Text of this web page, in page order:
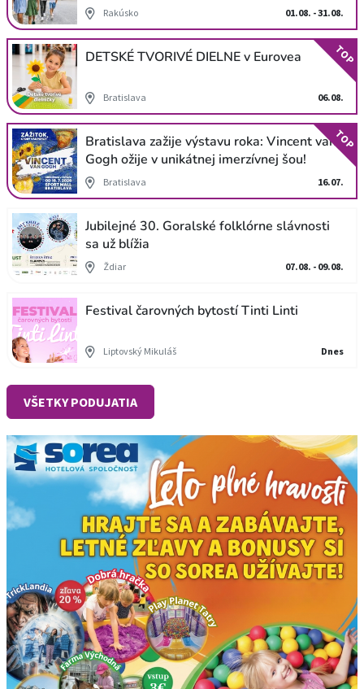
Rakúsko 01.08. - 31.08.
DETSKÉ TVORIVÉ DIELNE v Eurovea
Bratislava 06.08.
TOP
Bratislava zažije výstavu roka: Vincent van
Gogh ožije v unikátnej imerzívnej šou!
Bratislava 16.07.
TOP
Jubilejné 30. Goralské folklórne slávnosti
sa už blížia
Ždiar 07.08. - 09.08.
Festival čarovných bytostí Tinti Linti
Liptovský Mikuláš Dnes
VŠETKY PODUJATIA